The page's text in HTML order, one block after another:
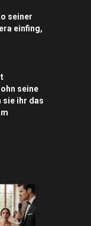
seiner
einfing,
seine
sie ihr das